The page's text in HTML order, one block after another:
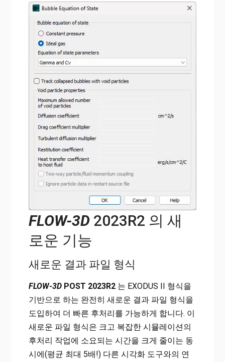
FLOW-3D2023R2 의 새
로운 기능
새로운 결과 파일 형식
FLOW-3DPOST 2023R2는 EXODUS II 형식을
기반으로 하는 완전히 새로운 결과 파일 형식을
도입하여 더 빠른 후처리를 가능하게 합니다. 이
새로운 파일 형식은 크고 복잡한 시뮬레이션의
후처리 작업에 소요되는 시간을 크게 줄이는 동
시에(평균 최대 5배!) 다른 시각화 도구와의 연